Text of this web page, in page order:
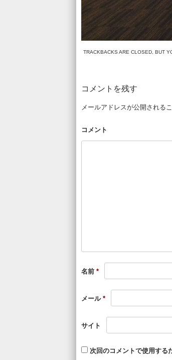
TRACKBACKS ARE CLOSED, BUT
コメントを残す
メールアドレスが公開される
コメント
名前 *
メール *
サイト
次回のコメントで使用する